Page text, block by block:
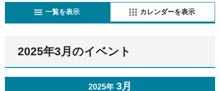
一覧を表示 カレンダーを表示
2025年3月のイベント
2025年 3月